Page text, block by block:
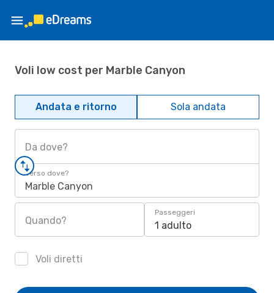
Voli low cost per Marble Canyon
Andata e ritorno Sola andata
Da dove?
Verso dove?
Marble Canyon
Quando?
Passeggeri
1 adulto
Voli diretti